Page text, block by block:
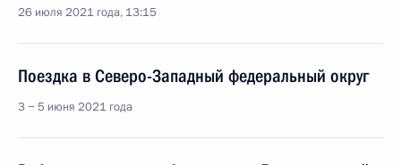
26 июля 2021 года, 13:15
Поездка в Северо-Западный федеральный округ
3 − 5 июня 2021 года